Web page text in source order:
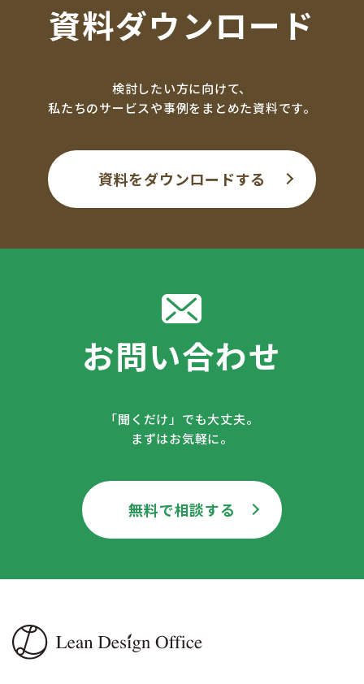
資料ダウンロード
検討したい方に向けて、
私たちのサービスや事例をまとめた資料です。
資料をダウンロードする
お問い合わせ
「聞くだけ」でも大丈夫。
まずはお気軽に。
無料で相談する